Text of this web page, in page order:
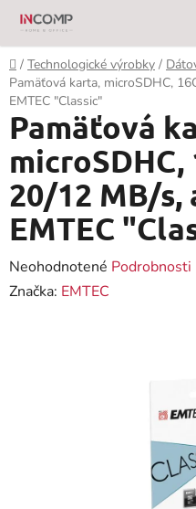
Prejsť
obsah
Domov
/ Technologické výrobky /
Pamäťová karta, microSDHC,
EMTEC "Classic"
Pamäťová
microSDHC,
20/12 MB/s,
EMTEC
Priemerné
hodnotenie
Neohodnotené
Značka: EMTEC